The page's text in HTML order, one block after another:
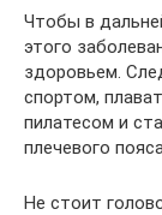
Чтобы в
этого
здоровьем.
спортом,
пилатесом и
плечевого
Не стоит